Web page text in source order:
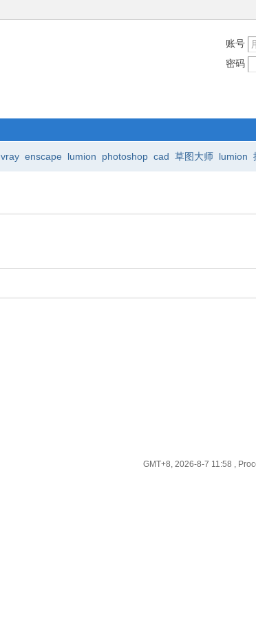
账号
密码
vray enscape lumion photoshop cad 草图大师 lumion
GMT+8, 2026-8-7 11:58 ,